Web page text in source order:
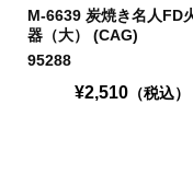
M-6639 炭焼き名人FD
器（大） (CAG)
95288
¥2,510 （税込）